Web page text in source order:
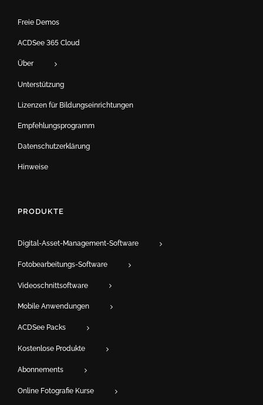
Freie Demos
ACDSee 365 Cloud
Über
Unterstützung
Lizenzen für Bildungseinrichtungen
Empfehlungsprogramm
Datenschutzerklärung
Hinweise
PRODUKTE
Digital-Asset-Management-Software
Fotobearbeitungs-Software
Videoschnittsoftware
Mobile Anwendungen
ACDSee Packs
Kostenlose Produkte
Abonnements
Online Fotografie Kurse